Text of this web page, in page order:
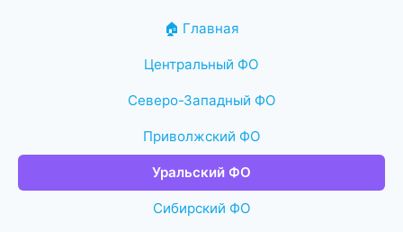
🏠 Главная
Центральный ФО
Северо-Западный ФО
Приволжский ФО
Уральский ФО
Сибирский ФО